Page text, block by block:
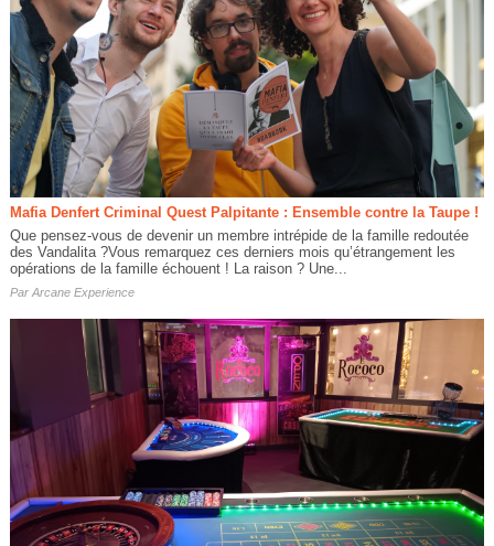
Mafia Denfert Criminal Quest Palpitante : Ensemble contre la Taupe !
Que pensez-vous de devenir un membre intrépide de la famille redoutée
des Vandalita ?Vous remarquez ces derniers mois qu’étrangement les
opérations de la famille échouent ! La raison ? Une...
Par Arcane Experience